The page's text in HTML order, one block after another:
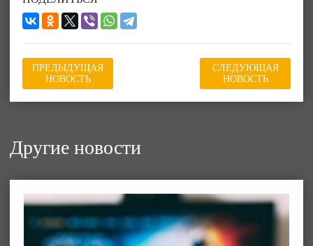
ПРЕДЫДУЩАЯ
НОВОСТЬ
СЛЕДУЮЩАЯ
НОВОСТЬ
Другие новости